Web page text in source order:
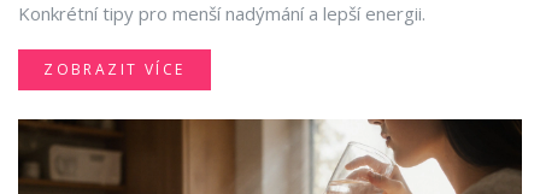
Konkrétní tipy pro menší nadýmání a lepší energii.
ZOBRAZIT VÍCE